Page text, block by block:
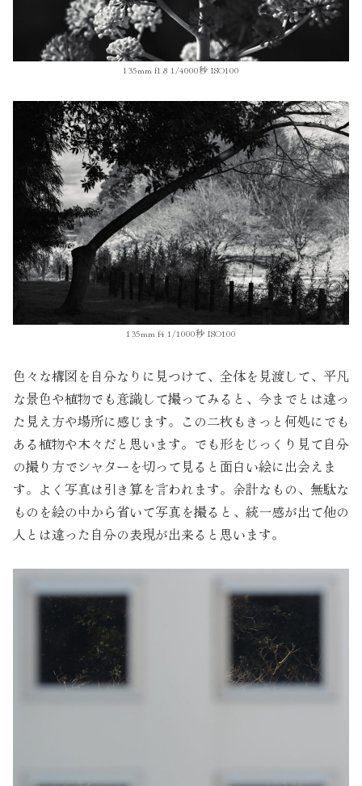
135mm f1.8 1/4000秒 ISO100
135mm f4 1/1000秒 ISO100
色々な構図を自分なりに見つけて、全体を見渡して、平凡
な景色や植物でも意識して撮ってみると、今までとは違っ
た見え方や場所に感じます。この二枚もきっと何処にでも
ある植物や木々だと思います。でも形をじっくり見て自分
の撮り方でシャターを切って見ると面白い絵に出会えま
す。よく写真は引き算を言われます。余計なもの、無駄な
ものを絵の中から省いて写真を撮ると、統一感が出て他の
人とは違った自分の表現が出来ると思います。